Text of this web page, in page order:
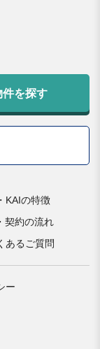
件を探す
KAIの特徴
契約の流れ
あるご質問
ー